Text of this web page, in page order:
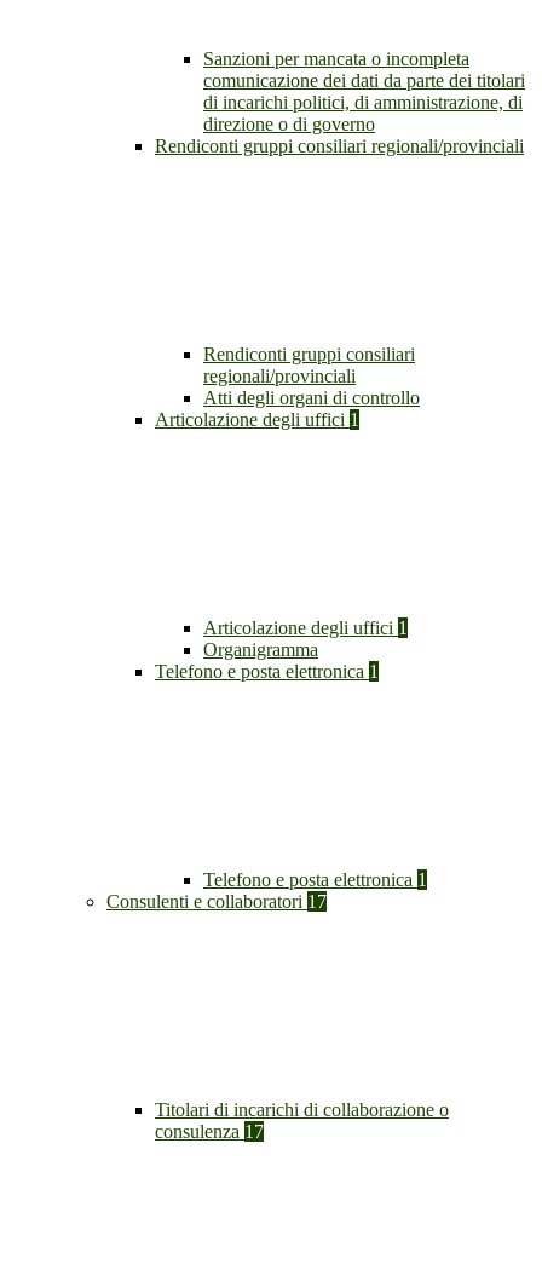
Sanzioni per mancata o incompleta
comunicazione dei dati da parte dei titolari
di incarichi politici, di amministrazione, di
direzione o di governo
Rendiconti gruppi consiliari regionali/provinciali
Rendiconti gruppi consiliari
regionali/provinciali
Atti degli organi di controllo
Articolazione degli uffici 1
Articolazione degli uffici 1
Organigramma
Telefono e posta elettronica 1
Telefono e posta elettronica 1
Consulenti e collaboratori 17
Titolari di incarichi di collaborazione o
consulenza 17